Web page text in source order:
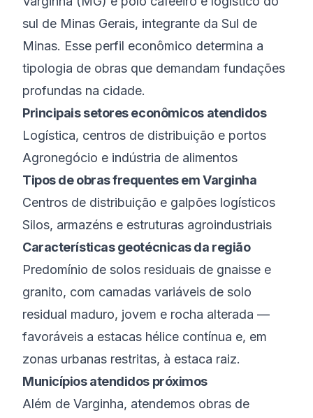
sul de Minas Gerais, integrante da Sul de
Minas. Esse perfil econômico determina a
tipologia de obras que demandam fundações
profundas na cidade.
Principais setores econômicos atendidos
Logística, centros de distribuição e portos
Agronegócio e indústria de alimentos
Tipos de obras frequentes emVarginha
Centros de distribuição e galpões logísticos
Silos, armazéns e estruturas agroindustriais
Características geotécnicas da região
Predomínio de solos residuais de gnaisse e
granito, com camadas variáveis de solo
residual maduro, jovem e rocha alterada —
favoráveis a estacas hélice contínua e, em
zonas urbanas restritas, à estaca raiz.
Municípios atendidos próximos
Além de Varginha, atendemos obras de